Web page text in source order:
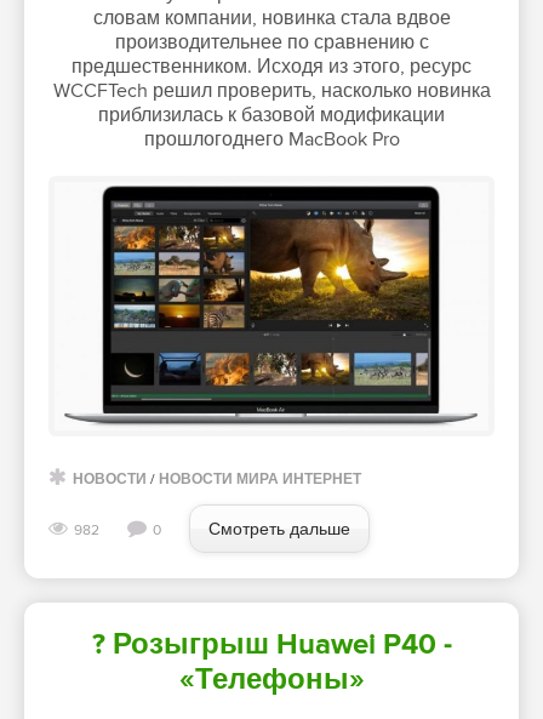
словам компании, новинка стала вдвое
производительнее по сравнению с
предшественником. Исходя из этого, ресурс
WCCFTech решил проверить, насколько новинка
приблизилась к базовой модификации
прошлогоднего MacBook Pro
НОВОСТИ / НОВОСТИ МИРА ИНТЕРНЕТ
982 0 Смотреть дальше
? Розыгрыш Huawei P40 -
«Телефоны»